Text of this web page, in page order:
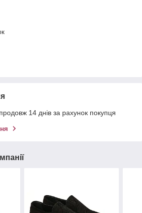
14 днів за рахунок покупця